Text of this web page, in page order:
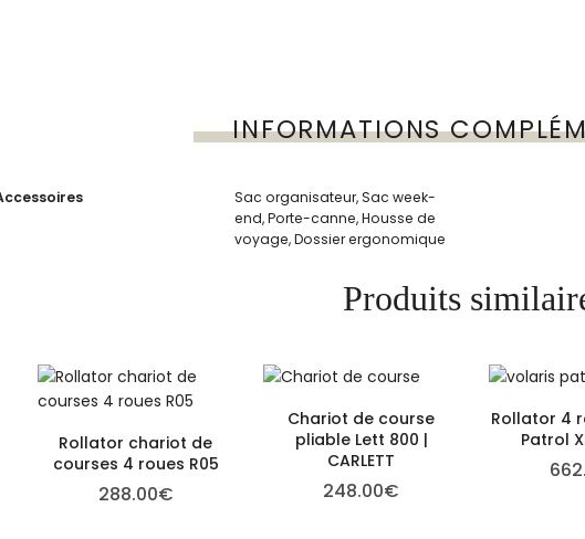
INFORMATIONS
Sac organisateur, Sac week-
end, Porte-canne, Housse de
voyage, Dossier ergonomique
Produits
de prix : 29.90€ à 34.95€
Rollator chariot de
courses 4 roues R05
288.00€
Chariot de course
pliable Lett 800 |
CARLETT
248.00€
Rollator 4
Patrol